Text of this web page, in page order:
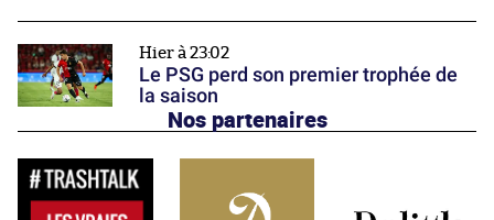
Hier à 23:02
Le PSG perd son premier trophée de
la saison
Nos partenaires